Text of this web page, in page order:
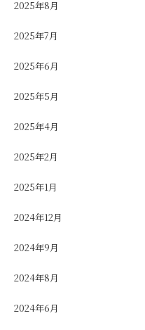
2025年8月
2025年7月
2025年6月
2025年5月
2025年4月
2025年2月
2025年1月
2024年12月
2024年9月
2024年8月
2024年6月